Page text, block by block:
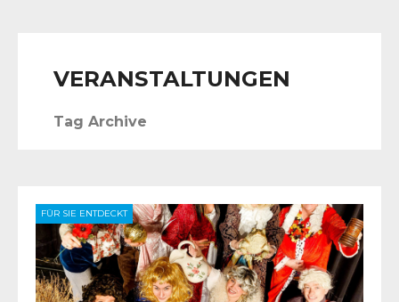
VERANSTALTUNGEN
Tag Archive
FÜR SIE ENTDECKT